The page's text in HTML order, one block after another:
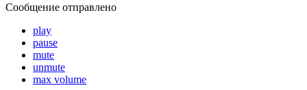
Сообщение отправлено
play
pause
mute
unmute
max volume